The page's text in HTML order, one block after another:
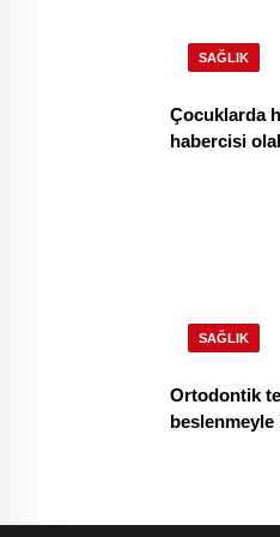
SAĞLIK
Çocuklarda
habercisi
SAĞLIK
Ortodontik
beslenmeyle